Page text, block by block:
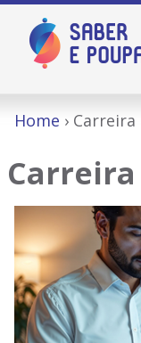
Home Carreira
Carreira